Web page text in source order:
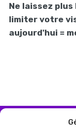
Ne laissez
limiter votre
aujourd'hui =